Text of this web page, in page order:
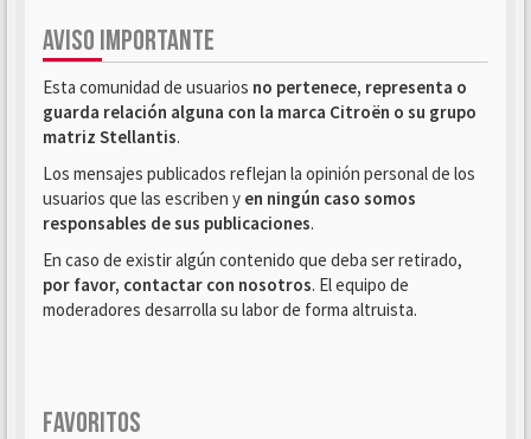
AVISO IMPORTANTE
Esta comunidad de usuarios no pertenece, representa o
guarda relación alguna con la marca Citroën o su grupo
matriz Stellantis.
Los mensajes publicados reflejan la opinión personal de los
usuarios que las escriben y en ningún caso somos
responsables de sus publicaciones.
En caso de existir algún contenido que deba ser retirado,
por favor, contactar con nosotros. El equipo de
moderadores desarrolla su labor de forma altruista.
FAVORITOS